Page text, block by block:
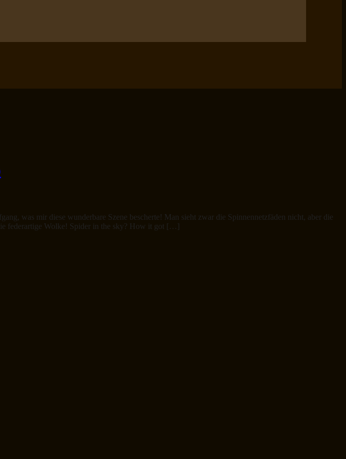
was mir diese wunderbare Szene bescherte! Man sieht zwar die Spinnennetzfäden nicht, aber die
federartige Wolke! Spider in the sky? How it got […]